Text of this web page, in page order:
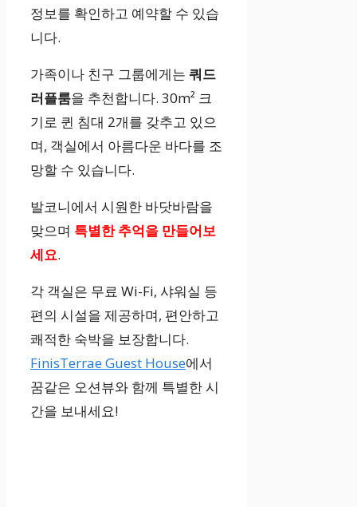
정보를 확인하고 예약할 수 있습
니다.
가족이나 친구 그룹에게는 쿼드
러플룸을 추천합니다. 30m² 크
기로 퀸 침대 2개를 갖추고 있으
며, 객실에서 아름다운 바다를 조
망할 수 있습니다.
발코니에서 시원한 바닷바람을
맞으며 특별한 추억을 만들어보
세요.
각 객실은 무료 Wi-Fi, 샤워실 등
편의 시설을 제공하며, 편안하고
쾌적한 숙박을 보장합니다.
FinisTerrae Guest House에서
꿈같은 오션뷰와 함께 특별한 시
간을 보내세요!